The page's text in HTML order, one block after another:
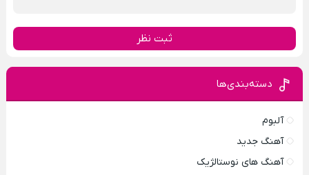
ثبت نظر
دسته‌بندی‌ها
آلبوم
آهنگ جدید
آهنگ های نوستالژیک